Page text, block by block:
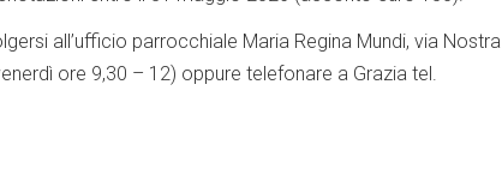
all’ufficio parrocchiale Maria Regina Mundi, via Nostra
ore 9,30 – 12) oppure telefonare a Grazia tel.